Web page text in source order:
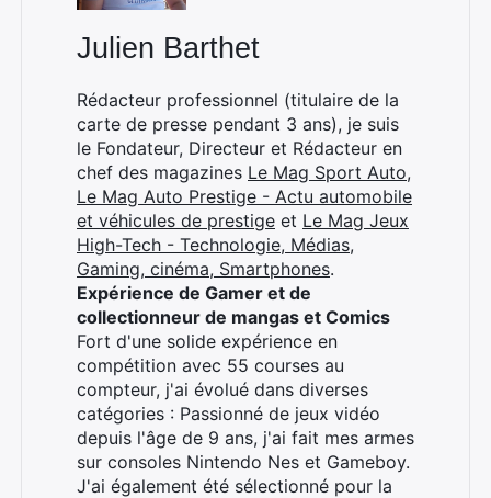
Julien Barthet
Rédacteur professionnel (titulaire de la
carte de presse pendant 3 ans), je suis
le Fondateur, Directeur et Rédacteur en
chef des magazines Le Mag Sport Auto,
Le Mag Auto Prestige - Actu automobile
et véhicules de prestige et Le Mag Jeux
High-Tech - Technologie, Médias,
Gaming, cinéma, Smartphones.
Expérience de Gamer et de
collectionneur de mangas et Comics
Fort d'une solide expérience en
compétition avec 55 courses au
compteur, j'ai évolué dans diverses
catégories : Passionné de jeux vidéo
depuis l'âge de 9 ans, j'ai fait mes armes
sur consoles Nintendo Nes et Gameboy.
J'ai également été sélectionné pour la